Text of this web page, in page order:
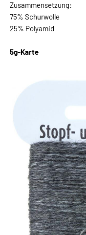
Zusammensetzung:
75% Schurwolle
25% Polyamid
5g-Karte